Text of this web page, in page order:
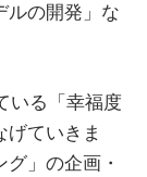
ルの開発」な
いる「幸福度
ていきま
」の企画・